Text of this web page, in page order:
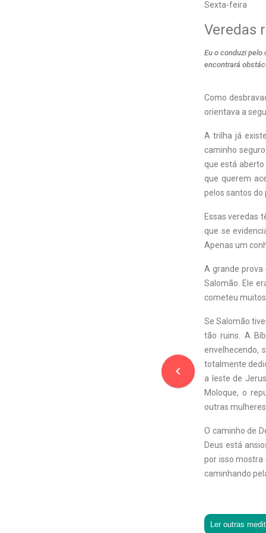
Sexta-feira
navigate_before
Veredas
Eu o conduzi
encontrará
Como
orientava a
A trilha já
caminho
que está aberto
que querem
pelos santos do
Essas veredas
que se
Apenas um
A grande prova
Salomão. Ele
cometeu
Se Salomão
tão ruins. A
envelhecendo,
totalmente
a leste de
Moloque, o
outras
O caminho de
Deus está
por isso mostra
caminhando
Ler outras